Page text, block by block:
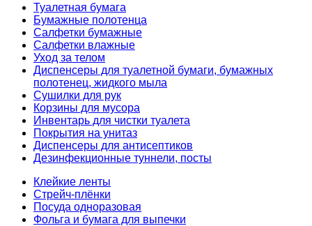
Туалетная бумага
Бумажные полотенца
Салфетки бумажные
Салфетки влажные
Уход за телом
Диспенсеры для туалетной бумаги, бумажных
полотенец, жидкого мыла
Сушилки для рук
Корзины для мусора
Инвентарь для чистки туалета
Покрытия на унитаз
Диспенсеры для антисептиков
Дезинфекционные туннели, посты
Клейкие ленты
Стрейч-плёнки
Посуда одноразовая
Фольга и бумага для выпечки